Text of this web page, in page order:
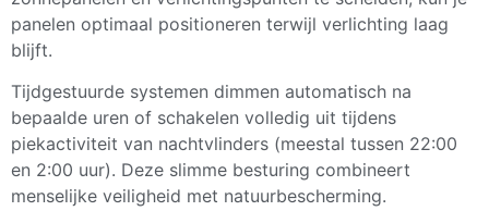
panelen optimaal positioneren terwijl verlichting laag
blijft.
Tijdgestuurde systemen dimmen automatisch na
bepaalde uren of schakelen volledig uit tijdens
piekactiviteit van nachtvlinders (meestal tussen 22:00
en 2:00 uur). Deze slimme besturing combineert
menselijke veiligheid met natuurbescherming.